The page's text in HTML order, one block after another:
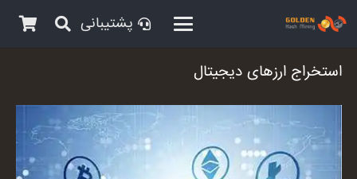
پشتیبانی
استخراج ارزهای دیجیتال